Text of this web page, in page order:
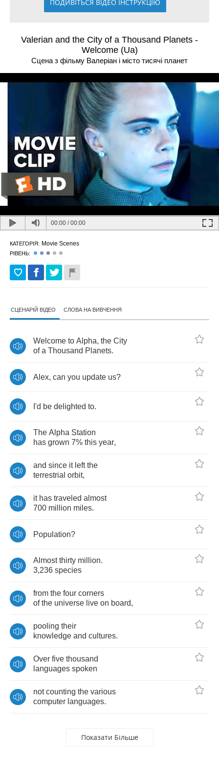
ПОДИВІТЬСЯ ВІДЕО ІНСТРУКЦІЮ
Valerian and the City of a Thousand Planets -
Welcome (Ua)
Сцена з фільму Валерiан i мiсто тисячi планет
00:00 /00:00
КАТЕГОРІЯ: Movie Scenes
РІВЕНЬ:
СЦЕНАРІЙ ВІДЕО СЛОВА НА ВИВЧЕННЯ
Welcome to Alpha, the City
of a Thousand Planets.
Alex, can you update us?
I'd be delighted to.
The Alpha Station
has grown 7% this year,
and since it left the
terrestrial orbit,
it has traveled almost
700 million miles.
Population?
Almost thirty million.
3,236 species
from the four corners
of the universe live on board,
pooling their
knowledge and cultures.
Over five thousand
languages spoken
not counting the various
computer languages.
Показати Більше